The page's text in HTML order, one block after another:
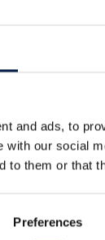
and ads, to
with our social
to them or that
Preferences
von
Zugang zu